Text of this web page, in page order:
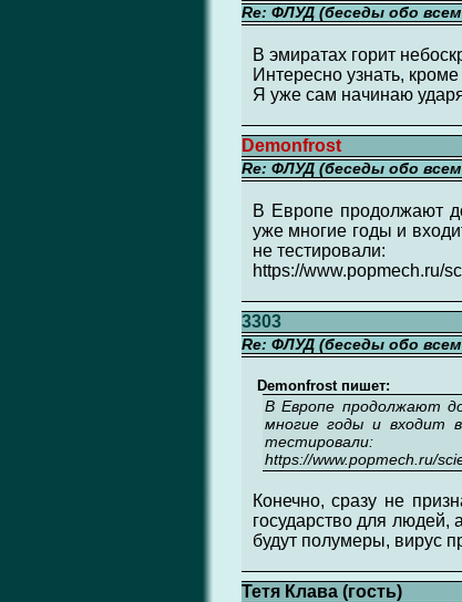
Re: ФЛУД (беседы обо
В эмиратах горит
Интересно узнать,
Я уже сам начинаю
Demonfrost
Re: ФЛУД (беседы обо
В Европе продолжают
уже многие годы и
не тестировали:
https://www.popmech.ru/
3303
Re: ФЛУД (беседы обо
Demonfrost пишет:
В Европе продолжают
многие годы и входит
тестировали:
https://www.popmech.ru/
Конечно, сразу не
государство для людей,
будут полумеры, вирус
Тетя Клава (гость)